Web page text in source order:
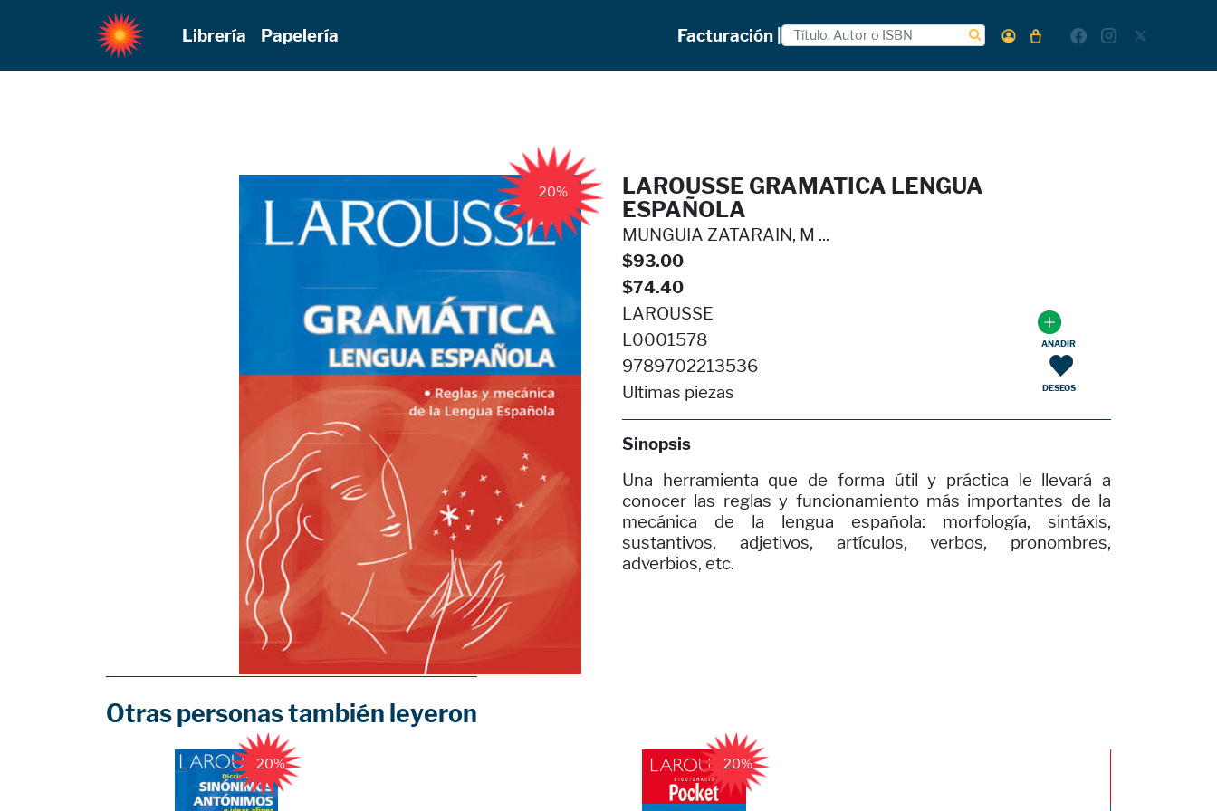
Librería Papelería Facturación |
20%
LAROUSSE GRAMATICA LENGUA
ESPAÑOLA
MUNGUIA ZATARAIN, M ...
$93.00
$74.40
LAROUSSE
L0001578
9789702213536
Ultimas piezas
Sinopsis
AÑADIR
DESEOS
Una herramienta que de forma útil y práctica le llevará a
conocer las reglas y funcionamiento más importantes de la
mecánica de la lengua española: morfología, sintáxis,
sustantivos, adjetivos, artículos, verbos, pronombres,
adverbios, etc.
Otras personas también leyeron
20% 20%